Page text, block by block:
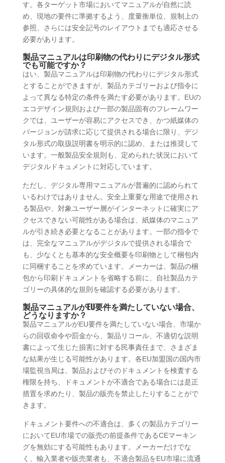
す。各ターゲット市場においてマニュアルが自然に読
め、現地の要件に準拠するよう、度量衡単位、規制上の
参照、さらには安全記号のレイアウトまでも適応させる
必要があります。
製品マニュアルは印刷物の代わりにデジタル形式
でも可能ですか？
はい、製品マニュアルは印刷物の代わりにデジタル形式
とすることができますが、製品カテゴリーおよび指令に
よって異なる特定の条件を満たす必要があります。EUの
エコデザイン規則および一部の製品固有のフレームワー
クでは、ユーザーが容易にアクセスでき、かつ紙媒体の
バージョンが請求に応じて提供される場合に限り、デジ
タル形式の取扱説明書を明示的に認め、または推奨して
います。一般製品安全規則も、定められた状況において
デジタルドキュメントに対応しています。
ただし、デジタル専用マニュアルが普遍的に認められて
いるわけではありません。安全上重要な用途で使用され
る製品や、対象ユーザー層がインターネットに確実にア
クセスできない可能性がある場合は、紙媒体のマニュア
ルが引き続き必要となることがあります。一部の指令で
は、完全なマニュアルがデジタルで提供される場合で
も、少なくとも基本的な安全概要を印刷物として梱包内
に同梱することを求めています。メーカーは、製品の梱
包から印刷ドキュメントを省略する前に、自社製品カテ
ゴリーの具体的な規則を確認する必要があります。
製品マニュアルがEU要件を満たしていない場合、
どうなりますか？
製品マニュアルがEU要件を満たしていない場合、市場か
らの回収命令や罰金から、製品リコール、不適切な説明
書によって生じた損害に対する民事責任まで、さまざま
な結果が生じる可能性があります。各EU加盟国の国内市
場監視当局は、製品およびそのドキュメントを検査する
権限を持ち、ドキュメントが不適合である場合には是正
措置を求めたり、製品の販売を禁止したりすることがで
きます。
ドキュメント要件への不適合は、多くの製品カテゴリー
においてEU市場での販売の前提条件であるCEマーキン
グを無効にする可能性もあります。メーカーだけでな
く、輸入業者や販売業者も、不適合製品をEU市場に流通